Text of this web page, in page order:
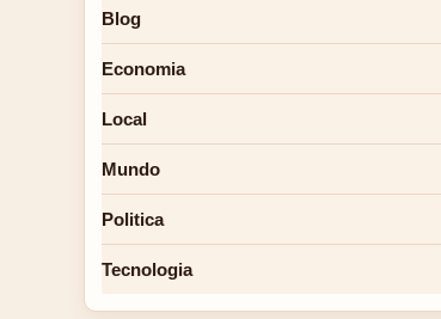
Blog
Economia
Local
Mundo
Politica
Tecnologia